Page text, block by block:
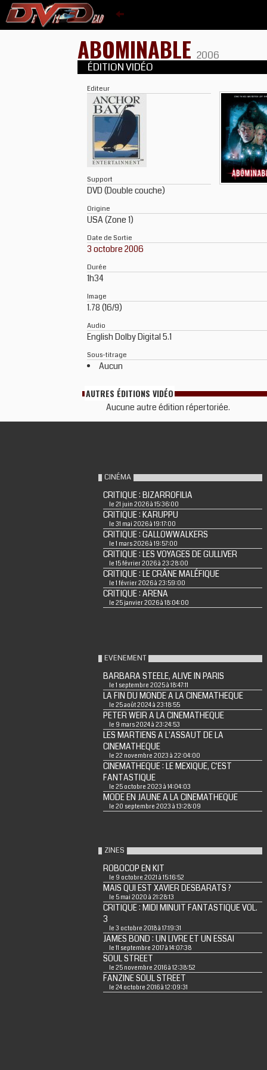
ABOMINABLE 2006
ÉDITION VIDÉO
Editeur
Support
DVD (Double couche)
Origine
USA (Zone 1)
Date de Sortie
3 octobre 2006
Durée
1h34
Image
1.78 (16/9)
Audio
English Dolby Digital 5.1
Sous-titrage
Aucun
AUTRES ÉDITIONS VIDÉO
Aucune autre édition répertoriée.
CINÉMA
CRITIQUE : BIZARROFILIA
le 21 juin 2026 à 15:36:00
CRITIQUE : KARUPPU
le 31 mai 2026 à 19:17:00
CRITIQUE : GALLOWWALKERS
le 1 mars 2026 à 19:57:00
CRITIQUE : LES VOYAGES DE GULLIVER
le 15 février 2026 à 23:28:00
CRITIQUE : LE CRÂNE MALÉFIQUE
le 1 février 2026 à 23:59:00
CRITIQUE : ARENA
le 25 janvier 2026 à 18:04:00
EVENEMENT
BARBARA STEELE, ALIVE IN PARIS
le 1 septembre 2025 à 18:47:11
LA FIN DU MONDE A LA CINEMATHEQUE
le 25 août 2024 à 23:18:55
PETER WEIR A LA CINEMATHEQUE
le 9 mars 2024 à 23:24:53
LES MARTIENS A L'ASSAUT DE LA
CINEMATHEQUE
le 22 novembre 2023 à 22:04:00
CINEMATHEQUE : LE MEXIQUE, C'EST
FANTASTIQUE
le 25 octobre 2023 à 14:04:03
MODE EN JAUNE A LA CINEMATHEQUE
le 20 septembre 2023 à 13:28:09
ZINES
ROBOCOP EN KIT
le 9 octobre 2021 à 15:16:52
MAIS QUI EST XAVIER DESBARATS ?
le 5 mai 2020 à 21:28:13
CRITIQUE : MIDI MINUIT FANTASTIQUE VOL.
3
le 3 octobre 2018 à 17:19:31
JAMES BOND : UN LIVRE ET UN ESSAI
le 11 septembre 2017 à 14:07:38
SOUL STREET
le 25 novembre 2016 à 12:38:52
FANZINE SOUL STREET
le 24 octobre 2016 à 12:09:31